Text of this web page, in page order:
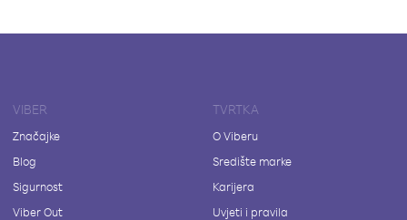
VIBER
Značajke
Blog
Sigurnost
Viber Out
TVRTKA
O Viberu
Središte marke
Karijera
Uvjeti i pravila